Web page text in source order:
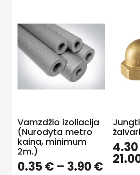
Vamzdžio izoliacija
(Nurodyta metro
kaina, minimum
2m.)
0.35€ – 3.90€Price
4.30